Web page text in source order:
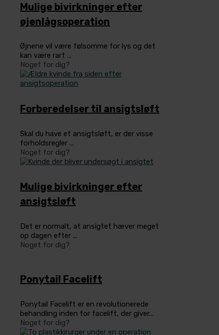
Mulige bivirkninger efter
øjenlågsoperation
Øjnene vil være følsomme for lys og det
kan være rart ...
Noget for dig?
Forberedelser til ansigtsløft
Skal du have et ansigtsløft, er der visse
forholdsregler ...
Noget for dig?
Mulige bivirkninger efter
ansigtsløft
Det er normalt, at ansigtet hæver meget
op dagen efter ...
Noget for dig?
Ponytail Facelift
Ponytail Facelift er en revolutionerede
behandling inden for facelift, der giver...
Noget for dig?